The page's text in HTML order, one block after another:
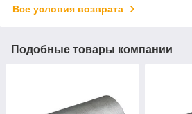
Все условия возврата
Подобные товары компании